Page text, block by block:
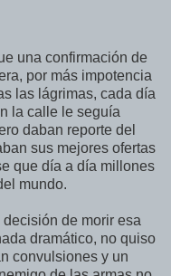
una confirmación de
por más impotencia
las lágrimas, cada día
la calle le seguía
daban reporte del
sus mejores ofertas
que día a día millones
mundo.
de morir esa
dramático, no quiso
convulsiones y un